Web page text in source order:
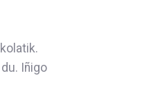
Iñigo